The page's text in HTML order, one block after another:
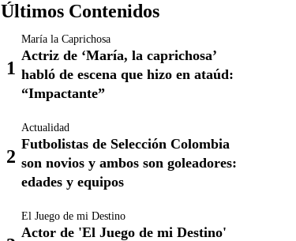
Últimos Contenidos
María la Caprichosa
Actriz de ‘María, la caprichosa’
habló de escena que hizo en ataúd:
“Impactante”
Actualidad
Futbolistas de Selección Colombia
son novios y ambos son goleadores:
edades y equipos
El Juego de mi Destino
Actor de 'El Juego de mi Destino'